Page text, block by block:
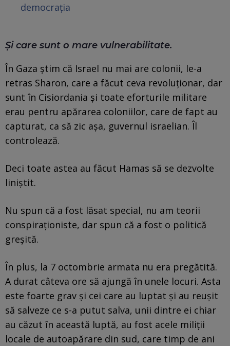
democrația
Și care sunt o mare vulnerabilitate.
În Gaza știm că Israel nu mai are colonii, le-a
retras Sharon, care a făcut ceva revoluționar, dar
sunt în Cisiordania și toate eforturile militare
erau pentru apărarea coloniilor, care de fapt au
capturat, ca să zic așa, guvernul israelian. Îl
controlează.
Deci toate astea au făcut Hamas să se dezvolte
liniștit.
Nu spun că a fost lăsat special, nu am teorii
conspiraționiste, dar spun că a fost o politică
greșită.
În plus, la 7 octombrie armata nu era pregătită.
A durat câteva ore să ajungă în unele locuri. Asta
este foarte grav și cei care au luptat și au reușit
să salveze ce s-a putut salva, unii dintre ei chiar
au căzut în această luptă, au fost acele miliții
locale de autoapărare din sud, care timp de ani